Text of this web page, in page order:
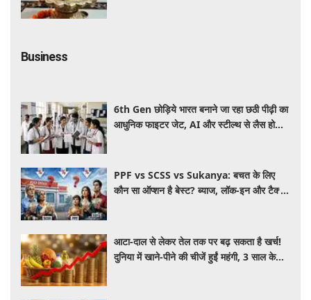
Business
6th Gen छोड़िये भारत बनाने जा रहा छठी पीढ़ी का
आधुनिक फाइटर जेट, AI और स्टील्थ से लैस होगा
PPF vs SCSS vs Sukanya: बचत के लिए
कौन सा ऑप्शन है बेस्ट? ब्याज, लॉक-इन और टैक्स
आटा-दाल से लेकर तेल तक पर बढ़ सकता है खर्च!
दुनिया में खाने-पीने की चीजें हुईं महंगी, 3 साल के